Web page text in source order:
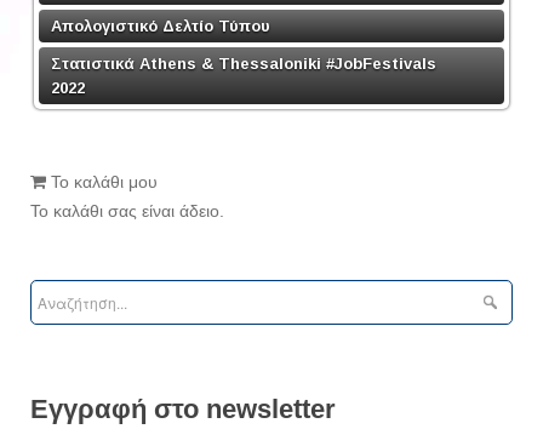
Απολογιστικό Δελτίο Τύπου
Στατιστικά Athens & Thessaloniki #JobFestivals
2022
Το καλάθι μου
Το καλάθι σας είναι άδειο.
Εγγραφή στο newsletter